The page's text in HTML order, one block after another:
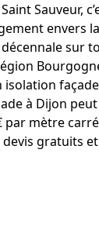
Sauveur,
envers
sur
isolation
à Dijon
par mètre
gratuits